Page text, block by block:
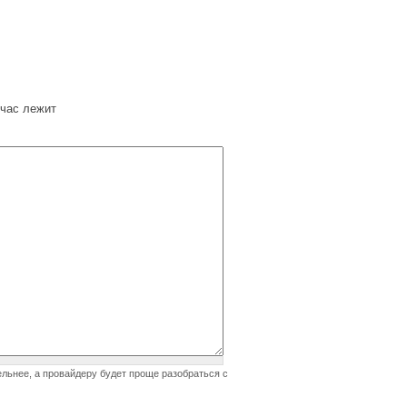
лежит
а провайдеру будет проще разобраться с